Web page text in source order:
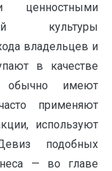
ценностными
культуры
владельцев и
в качестве
обычно имеют
применяют
используют
подобных
— во главе